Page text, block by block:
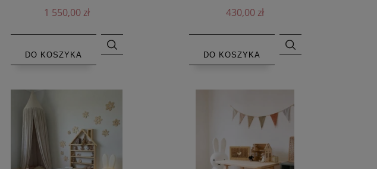
1 550,00 zł
DO KOSZYKA
430,00 zł
DO KOSZYKA